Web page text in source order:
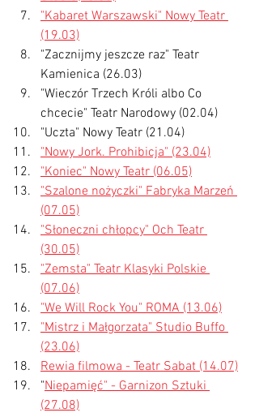
"Kabaret Warszawski" Nowy Teatr
(19.03)
"Zacznijmy jeszcze raz" Teatr
Kamienica (26.03)
"Wieczór Trzech Króli albo Co
chcecie" Teatr Narodowy (02.04)
"Uczta" Nowy Teatr (21.04)
"Nowy Jork. Prohibicja" (23.04)
"Koniec" Nowy Teatr (06.05)
"Szalone nożyczki" Fabryka Marzeń
(07.05)
"Słoneczni chłopcy" Och Teatr
(30.05)
"Zemsta" Teatr Klasyki Polskie
(07.06)
"We Will Rock You" ROMA (13.06)
"Mistrz i Małgorzata" Studio Buffo
(23.06)
Rewia filmowa - Teatr Sabat (14.07)
"Niepamięć" - Garnizon Sztuki
(27.08)